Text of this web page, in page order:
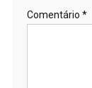
Comentário *